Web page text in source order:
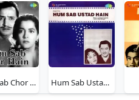
Hum Sab Chor Hain Hum Sab Ustad Hain